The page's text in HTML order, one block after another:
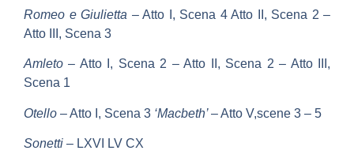
Romeo e Giulietta – Atto I, Scena 4 Atto II, Scena 2 –
Atto III, Scena 3
Amleto– Atto I, Scena 2 – Atto II, Scena 2 – Atto III,
Scena 1
Otello – Atto I, Scena 3 ‘Macbeth’– Atto V,scene 3 – 5
Sonetti – LXVI LV CX